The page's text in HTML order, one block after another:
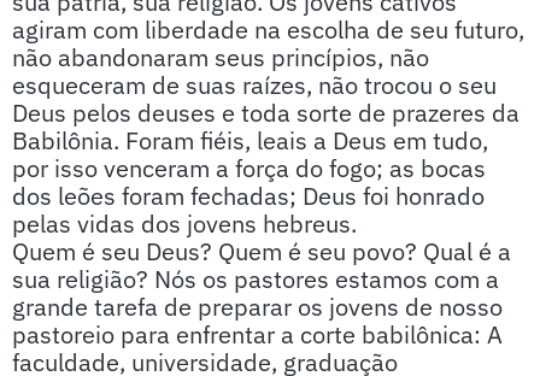
agiram com liberdade na escolha de seu futuro,
não abandonaram seus princípios, não
esqueceram de suas raízes, não trocou o seu
Deus pelos deuses e toda sorte de prazeres da
Babilônia. Foram fiéis, leais a Deus em tudo,
por isso venceram a força do fogo; as bocas
dos leões foram fechadas; Deus foi honrado
pelas vidas dos jovens hebreus.
Quem é seu Deus? Quem é seu povo? Qual é a
sua religião? Nós os pastores estamos com a
grande tarefa de preparar os jovens de nosso
pastoreio para enfrentar a corte babilônica: A
faculdade, universidade, graduação